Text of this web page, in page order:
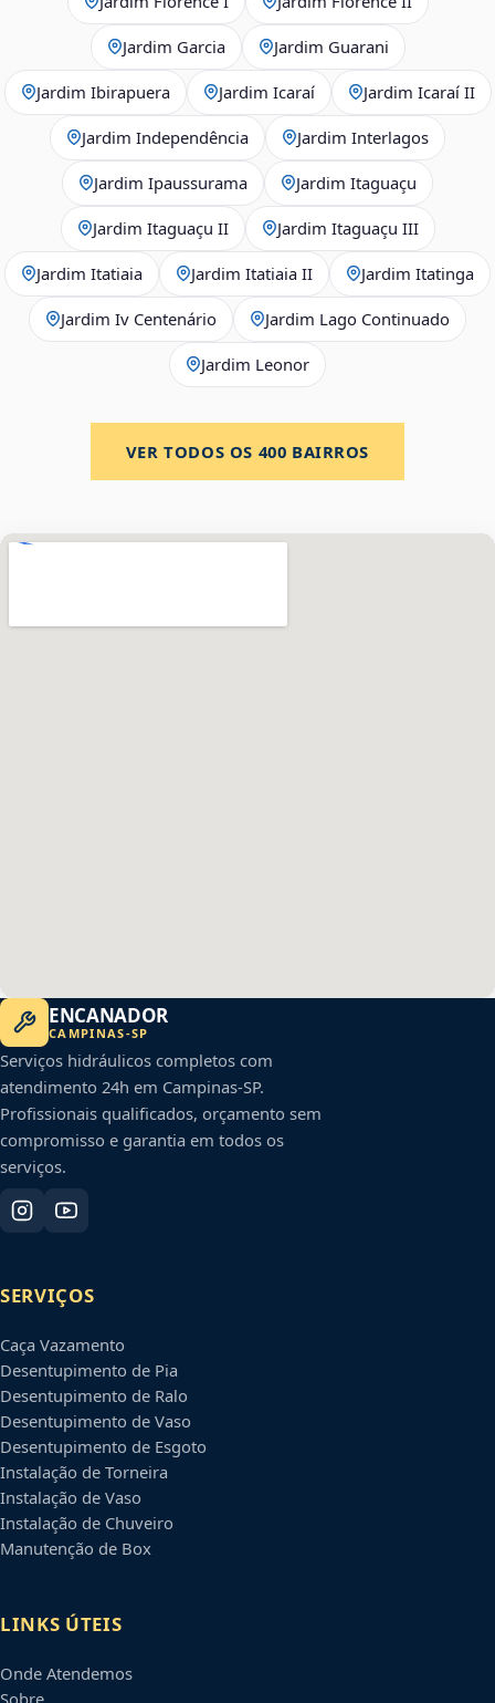
Jardim Garcia Jardim Guarani
Jardim Ibirapuera Jardim Icaraí Jardim Icaraí II
Jardim Independência Jardim Interlagos
Jardim Ipaussurama Jardim Itaguaçu
Jardim Itaguaçu II Jardim Itaguaçu III
Jardim Itatiaia Jardim Itatiaia II Jardim Itatinga
Jardim Iv Centenário Jardim Lago Continuado
Jardim Leonor
VER TODOS OS 400 BAIRROS
ENCANADOR
CAMPINAS-SP
Serviços hidráulicos completos com
atendimento 24h em Campinas-SP.
Profissionais qualificados, orçamento sem
compromisso e garantia em todos os
serviços.
SERVIÇOS
Caça Vazamento
Desentupimento de Pia
Desentupimento de Ralo
Desentupimento de Vaso
Desentupimento de Esgoto
Instalação de Torneira
Instalação de Vaso
Instalação de Chuveiro
Manutenção de Box
LINKS ÚTEIS
Onde Atendemos
Sobre